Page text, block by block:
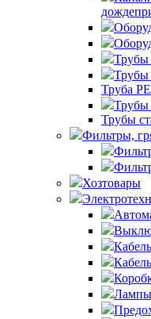
Трубы
Трубы
Труба
Трубы
Трубы
Фильтры,
Хозтовары
Лампы